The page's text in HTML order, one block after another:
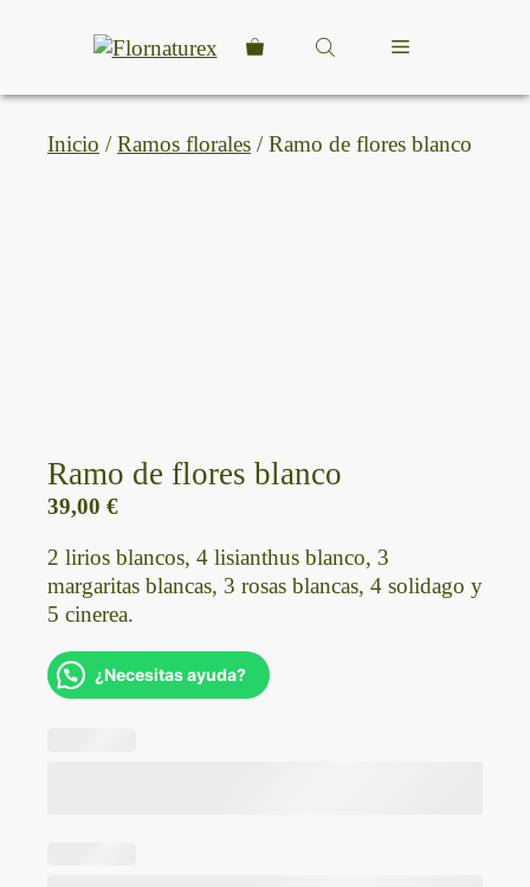
Menú
Inicio /Ramos florales / Ramo de flores blanco
Ramo de flores blanco
39,00 €
2 lirios blancos, 4 lisianthus blanco, 3
margaritas blancas, 3 rosas blancas, 4 solidago y
5 cinerea.
¿Necesitas ayuda?